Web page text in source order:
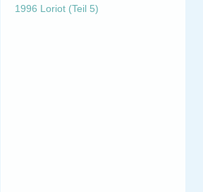
1996 Loriot (Teil 5)